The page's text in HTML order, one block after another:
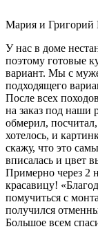
Мария и Григорий
У нас в доме
поэтому готовые
вариант. Мы с
подходящего
После всех
на заказ под наши
обмерил,
хотелось, и
скажу, что это
вписалась и цвет
Примерно через 2
красавицу!
помучиться с
получился
Большое всем